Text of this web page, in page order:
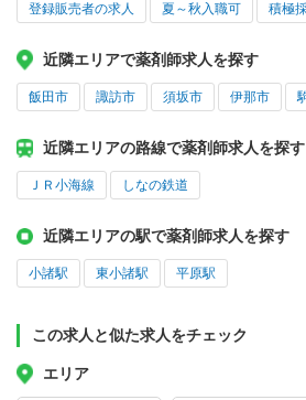
登録販売者の求人 夏～秋入職可 積極
近隣エリアで薬剤師求人を探す
飯田市 諏訪市 須坂市 伊那市
近隣エリアの路線で薬剤師求人を探す
ＪＲ小海線 しなの鉄道
近隣エリアの駅で薬剤師求人を探す
小諸駅 東小諸駅 平原駅
この求人と似た求人をチェック
エリア